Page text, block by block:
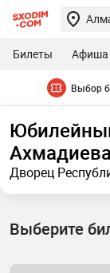
Билеты Афиша
Выбор
Ахмадиева
Дворец
Выберите